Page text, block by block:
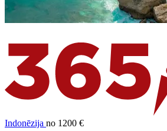
Indonēzija no 1200 €